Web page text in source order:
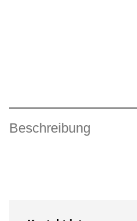
Beschreibung